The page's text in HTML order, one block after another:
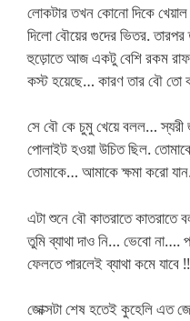
লোকটার তখন কোনো দিকে
দিলো বৌয়ের গুদের ভিতর.
হুড়োতে আজ একটু বেশি রকম রাফ
কস্ট হয়েছে… কারণ তার বৌ তো
সে বৌ কে চুমু খেয়ে বলল…
পোলাইট হওয়া উচিত ছিল.
তোমাকে… আমাকে ক্ষমা করো
এটা শুনে বৌ কাতরাতে
তুমি ব্যাথা দাও নি… ভেবো না….
ফেলতে পারলেই ব্যাথা কমে যাবে
জোক্সটা শেষ হতেই কুহেলি এত